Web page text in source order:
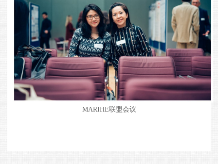
MARIHE联盟会议